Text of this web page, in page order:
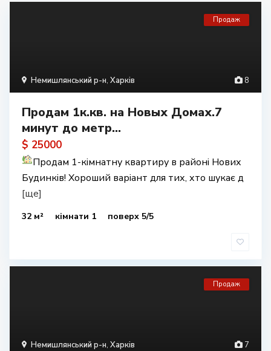
8
Немишлянський р-н, Харків
Продаж
Продам 1к.кв. на Новых Домах.7
минут до метр...
$ 25000
Продам 1-кімнатну квартиру в районі Нових
Будинків! Хороший варіант для тих, хто шукає д
[ще]
32 м² кімнати 1 поверх 5/5
7
Немишлянський р-н, Харків
Продаж